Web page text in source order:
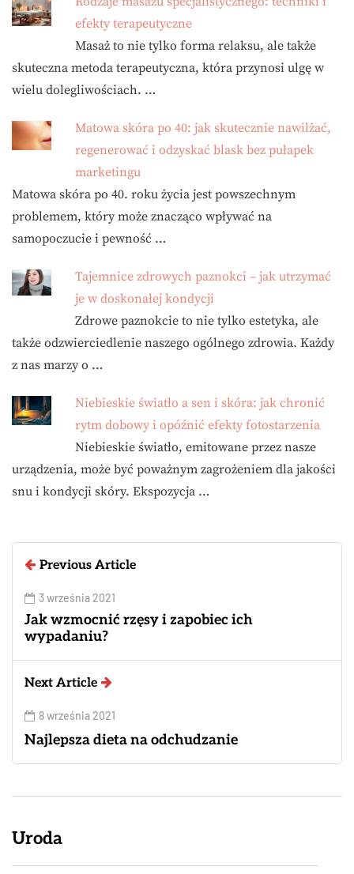
efekty terapeutyczne
Masaż to nie tylko forma relaksu, ale także
skuteczna metoda terapeutyczna, która przynosi ulgę w
wielu dolegliwościach. …
Matowa skóra po 40: jak skutecznie nawilżać,
regenerować i odzyskać blask bez pułapek
marketingu
Matowa skóra po 40. roku życia jest powszechnym
problemem, który może znacząco wpływać na
samopoczucie i pewność …
Tajemnice zdrowych paznokci – jak utrzymać
je w doskonałej kondycji
Zdrowe paznokcie to nie tylko estetyka, ale
także odzwierciedlenie naszego ogólnego zdrowia. Każdy
z nas marzy o …
Niebieskie światło a sen i skóra: jak chronić
rytm dobowy i opóźnić efekty fotostarzenia
Niebieskie światło, emitowane przez nasze
urządzenia, może być poważnym zagrożeniem dla jakości
snu i kondycji skóry. Ekspozycja …
Previous Article
3 września 2021
Jak wzmocnić rzęsy i zapobiec ich
wypadaniu?
Next Article
8 września 2021
Najlepsza dieta na odchudzanie
Uroda